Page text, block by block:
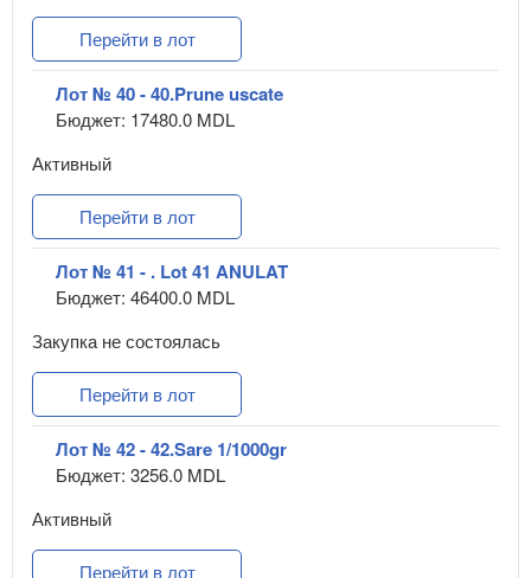
Перейти в лот
Лот № 40 - 40.Prune uscate
Бюджет: 17480.0 MDL
Активный
Перейти в лот
Лот № 41 - . Lot 41 ANULAT
Бюджет: 46400.0 MDL
Закупка не состоялась
Перейти в лот
Лот № 42 - 42.Sare 1/1000gr
Бюджет: 3256.0 MDL
Активный
Перейти в лот